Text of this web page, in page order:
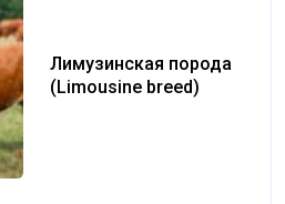
Лимузинская порода
(Limousine breed)